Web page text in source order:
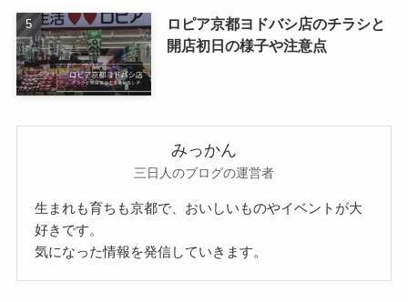
ロピア京都ヨドバシ店のチラシと
開店初日の様子や注意点
みっかん
三日人のブログの運営者
生まれも育ちも京都で、おいしいものやイベントが大
好きです。
気になった情報を発信していきます。